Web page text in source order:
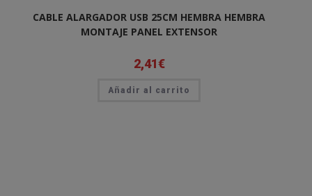
CABLE ALARGADOR USB 25CM HEMBRA HEMBRA
MONTAJE PANEL EXTENSOR
2,41€
Añadir al carrito